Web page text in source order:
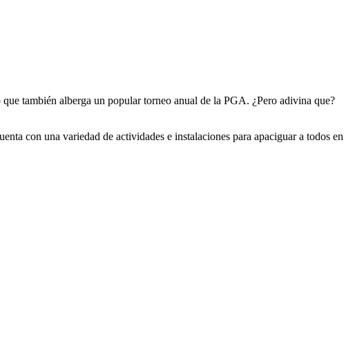
también alberga un popular torneo anual de la PGA. ¿Pero adivina que?
con una variedad de actividades e instalaciones para apaciguar a todos en